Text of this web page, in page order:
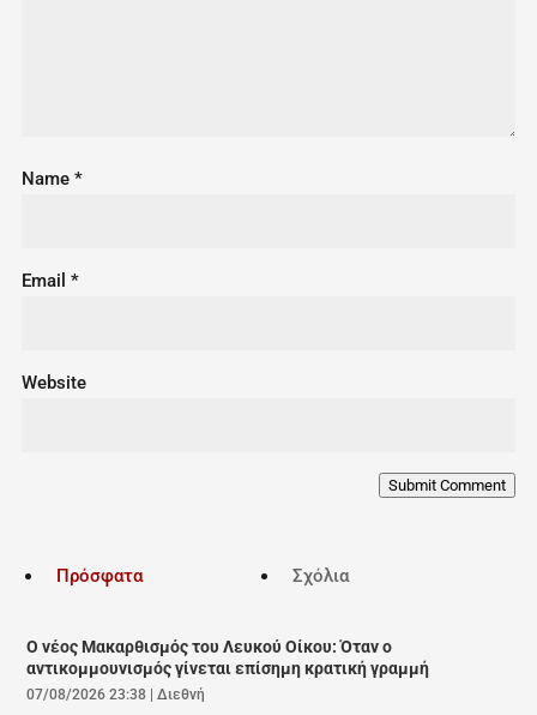
Name *
Email *
Website
Submit Comment
Πρόσφατα Σχόλια
Ο νέος Μακαρθισμός του Λευκού Οίκου: Όταν ο
αντικομμουνισμός γίνεται επίσημη κρατική γραμμή
07/08/2026 23:38 |Διεθνή